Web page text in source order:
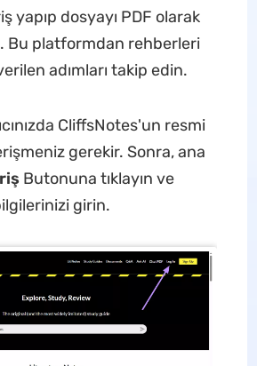
yapıp dosyayı PDF olarak
Bu platformdan rehberleri
adımları takip edin.
CliffsNotes'un resmi
gerekir. Sonra, ana
Butonuna tıklayın ve
girin.